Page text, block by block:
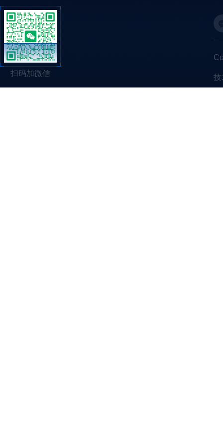
扫码加微信 技